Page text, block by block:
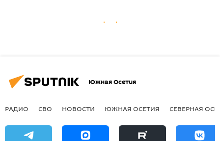
Южная Осетия
РАДИО СВО НОВОСТИ ЮЖНАЯ ОСЕТИЯ СЕВЕРНАЯ